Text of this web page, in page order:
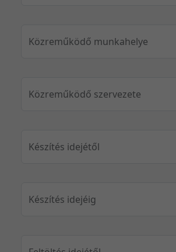
Közreműködő munkahelye
Közreműködő szervezete
Készítés idejétől
Készítés idejéig